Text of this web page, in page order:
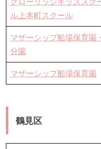
ル上本町スクール
マザーシップ船場保育園・
分園
マザーシップ船場保育園
鶴見区